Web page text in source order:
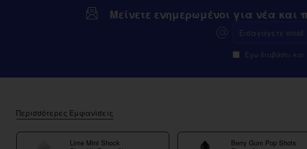
Μείνετε ενημερωμένοι για νέα
email
Έχω διαβάσει και
Περισσότερες Εμφανίσεις
Lime Mint Shock
Berry Gum Pop Shots